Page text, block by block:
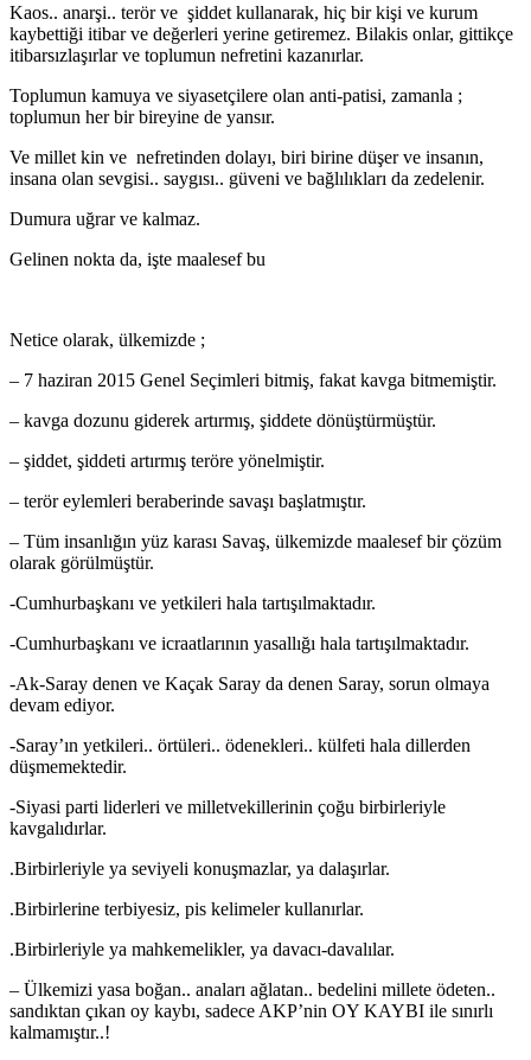
Kaos.. anarşi.. terör ve şiddet kullanarak, hiç bir kişi ve kurum
kaybettiği itibar ve değerleri yerine getiremez. Bilakis onlar, gittikçe
itibarsızlaşırlar ve toplumun nefretini kazanırlar.
Toplumun kamuya ve siyasetçilere olan anti-patisi, zamanla ;
toplumun her bir bireyine de yansır.
Ve millet kin ve nefretinden dolayı, biri birine düşer ve insanın,
insana olan sevgisi.. saygısı.. güveni ve bağlılıkları da zedelenir.
Dumura uğrar ve kalmaz.
Gelinen nokta da, işte maalesef bu
Netice olarak, ülkemizde ;
– 7 haziran 2015 Genel Seçimleri bitmiş, fakat kavga bitmemiştir.
– kavga dozunu giderek artırmış, şiddete dönüştürmüştür.
– şiddet, şiddeti artırmış teröre yönelmiştir.
– terör eylemleri beraberinde savaşı başlatmıştır.
– Tüm insanlığın yüz karası Savaş, ülkemizde maalesef bir çözüm
olarak görülmüştür.
-Cumhurbaşkanı ve yetkileri hala tartışılmaktadır.
-Cumhurbaşkanı ve icraatlarının yasallığı hala tartışılmaktadır.
-Ak-Saray denen ve Kaçak Saray da denen Saray, sorun olmaya
devam ediyor.
-Saray’ın yetkileri.. örtüleri.. ödenekleri.. külfeti hala dillerden
düşmemektedir.
-Siyasi parti liderleri ve milletvekillerinin çoğu birbirleriyle
kavgalıdırlar.
.Birbirleriyle ya seviyeli konuşmazlar, ya dalaşırlar.
.Birbirlerine terbiyesiz, pis kelimeler kullanırlar.
.Birbirleriyle ya mahkemelikler, ya davacı-davalılar.
– Ülkemizi yasa boğan.. anaları ağlatan.. bedelini millete ödeten..
sandıktan çıkan oy kaybı, sadece AKP’nin OY KAYBI ile sınırlı
kalmamıştır..!